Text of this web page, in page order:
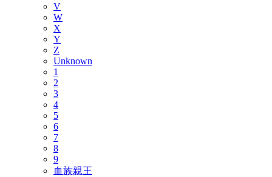
V
W
X
Y
Z
Unknown
1
2
3
4
5
6
7
8
9
血族親王